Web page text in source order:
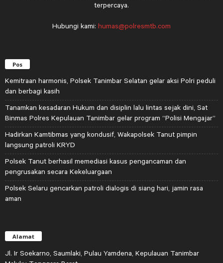
terpercaya.
Hubungi kami: humas@polresmtb.com
Pos
Kemitraan harmonis, Polsek Tanimbar Selatan gelar aksi Polri peduli
dan berbagi kasih
Tanamkan kesadaran Hukum dan disiplin lalu lintas sejak dini, Sat
Binmas Polres Kepulauan Tanimbar gelar program “Polisi Mengajar”
Hadirkan Kamtibmas yang kondusif, Wakapolsek Tanut pimpin
langsung patroli KRYD
Polsek Tanut berhasil memediasi kasus pengancaman dan
pengrusakan secara Kekeluargaan
Polsek Selaru gencarkan patroli dialogis di siang hari, jamin rasa
aman
Alamat
Jl. Ir Soekarno, Saumlaki, Pulau Yamdena, Kepulauan Tanimbar